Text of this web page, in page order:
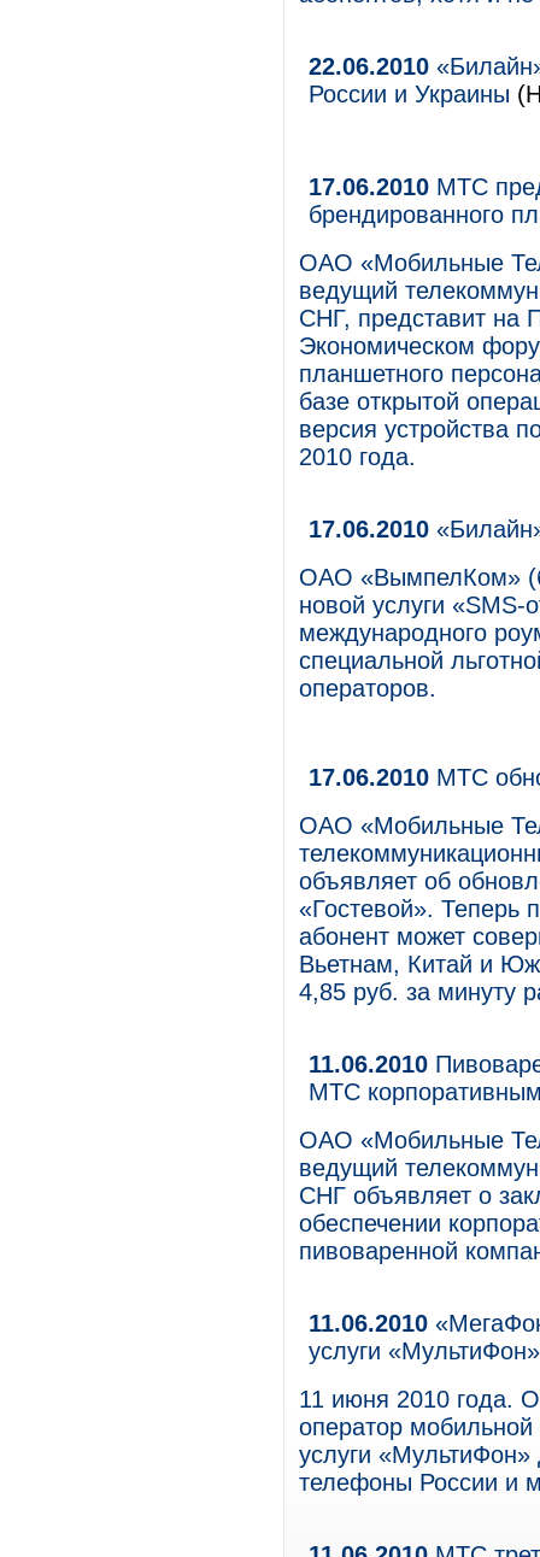
22.06.2010
России и Украины
17.06.2010 МТС
брендированного
ОАО «Мобильные
ведущий
СНГ, представит на
Экономическом
планшетного
базе открытой
версия устройства
2010 года.
17.06.2010
ОАО «ВымпелКом»
новой услуги «SMS-
международного
специальной
операторов.
17.06.2010 МТС
ОАО «Мобильные
объявляет об
«Гостевой». Теперь
абонент может
Вьетнам, Китай и
4,85 руб. за минуту
11.06.2010
МТС
ОАО «Мобильные
ведущий
СНГ объявляет о
обеспечении
пивоваренной
11.06.2010
услуги «МультиФон»
11 июня 2010 года.
оператор
услуги
телефоны России и